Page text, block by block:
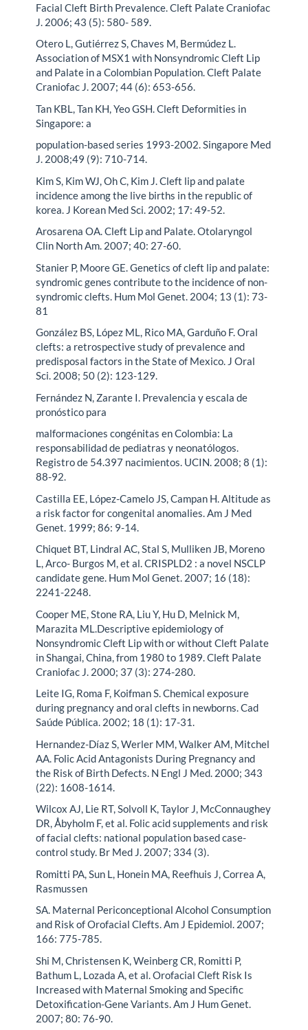
Facial Cleft Birth Prevalence. Cleft Palate Craniofac
J. 2006; 43 (5): 580- 589.
Otero L, Gutiérrez S, Chaves M, Bermúdez L.
Association of MSX1 with Nonsyndromic Cleft Lip
and Palate in a Colombian Population. Cleft Palate
Craniofac J. 2007; 44 (6): 653-656.
Tan KBL, Tan KH, Yeo GSH. Cleft Deformities in
Singapore: a
population-based series 1993-2002. Singapore Med
J. 2008;49 (9): 710-714.
Kim S, Kim WJ, Oh C, Kim J. Cleft lip and palate
incidence among the live births in the republic of
korea. J Korean Med Sci. 2002; 17: 49-52.
Arosarena OA. Cleft Lip and Palate. Otolaryngol
Clin North Am. 2007; 40: 27-60.
Stanier P, Moore GE. Genetics of cleft lip and palate:
syndromic genes contribute to the incidence of non-
syndromic clefts. Hum Mol Genet. 2004; 13 (1): 73-
81
González BS, López ML, Rico MA, Garduño F. Oral
clefts: a retrospective study of prevalence and
predisposal factors in the State of Mexico. J Oral
Sci. 2008; 50 (2): 123-129.
Fernández N, Zarante I. Prevalencia y escala de
pronóstico para
malformaciones congénitas en Colombia: La
responsabilidad de pediatras y neonatólogos.
Registro de 54.397 nacimientos. UCIN. 2008; 8 (1):
88-92.
Castilla EE, López-Camelo JS, Campan H. Altitude as
a risk factor for congenital anomalies. Am J Med
Genet. 1999; 86: 9-14.
Chiquet BT, Lindral AC, Stal S, Mulliken JB, Moreno
L, Arco- Burgos M, et al. CRISPLD2 : a novel NSCLP
candidate gene. Hum Mol Genet. 2007; 16 (18):
2241-2248.
Cooper ME, Stone RA, Liu Y, Hu D, Melnick M,
Marazita ML.Descriptive epidemiology of
Nonsyndromic Cleft Lip with or without Cleft Palate
in Shangai, China, from 1980 to 1989. Cleft Palate
Craniofac J. 2000; 37 (3): 274-280.
Leite IG, Roma F, Koifman S. Chemical exposure
during pregnancy and oral clefts in newborns. Cad
Saúde Pública. 2002; 18 (1): 17-31.
Hernandez-Díaz S, Werler MM, Walker AM, Mitchel
AA. Folic Acid Antagonists During Pregnancy and
the Risk of Birth Defects. N Engl J Med. 2000; 343
(22): 1608-1614.
Wilcox AJ, Lie RT, Solvoll K, Taylor J, McConnaughey
DR, Åbyholm F, et al. Folic acid supplements and risk
of facial clefts: national population based case-
control study. Br Med J. 2007; 334 (3).
Romitti PA, Sun L, Honein MA, Reefhuis J, Correa A,
Rasmussen
SA. Maternal Periconceptional Alcohol Consumption
and Risk of Orofacial Clefts. Am J Epidemiol. 2007;
166: 775-785.
Shi M, Christensen K, Weinberg CR, Romitti P,
Bathum L, Lozada A, et al. Orofacial Cleft Risk Is
Increased with Maternal Smoking and Specific
Detoxification-Gene Variants. Am J Hum Genet.
2007; 80: 76-90.